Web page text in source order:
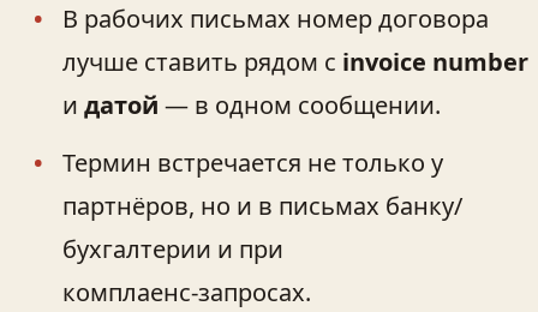
В рабочих письмах номер договора
лучше ставить рядом с invoice number
и датой — в одном сообщении.
Термин встречается не только у
партнёров, но и в письмах банку/
бухгалтерии и при
комплаенс‑запросах.